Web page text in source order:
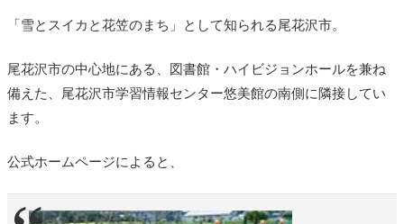
「雪とスイカと花笠のまち」として知られる尾花沢市。
尾花沢市の中心地にある、図書館・ハイビジョンホールを兼ね
備えた、尾花沢市学習情報センター悠美館の南側に隣接してい
ます。
公式ホームページによると、